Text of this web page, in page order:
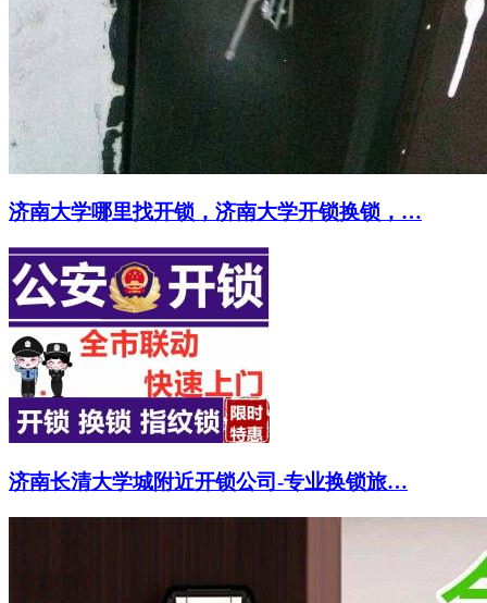
济南大学哪里找开锁，济南大学开锁换锁，…
济南长清大学城附近开锁公司-专业换锁旅…